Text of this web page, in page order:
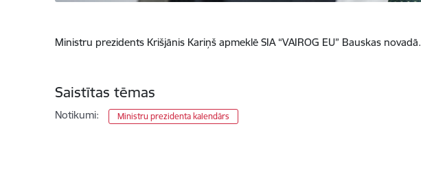
Ministru prezidents Krišjānis Kariņš apmeklē SIA “VAIROG EU” Bauskas novadā.
Saistītas tēmas
Notikumi: Ministru prezidenta kalendārs